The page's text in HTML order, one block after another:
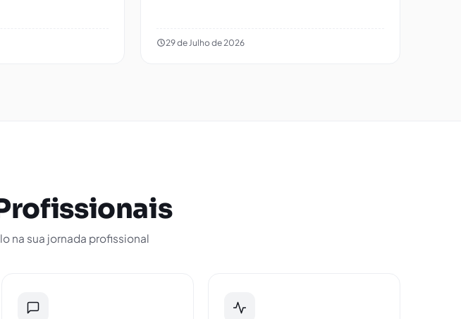
29 de Julho de 2026
na sua jornada profissional